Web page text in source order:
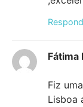
Fátima
Fiz
Lisboa